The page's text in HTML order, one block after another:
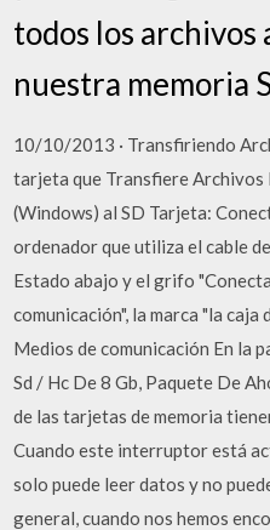
todos los archivos
nuestra memoria
10/10/2013 · Transfiriendo
tarjeta que Transfiere
(Windows) al SD Tarjeta:
ordenador que utiliza el cable
Estado abajo y el grifo
comunicación", la marca "la
Medios de comunicación En la
Sd / Hc De 8 Gb, Paquete De
de las tarjetas de memoria
Cuando este interruptor está
solo puede leer datos y no
general, cuando nos hemos